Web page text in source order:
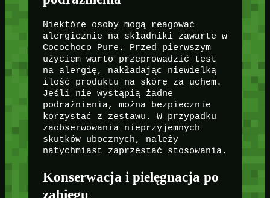
Niektóre osoby mogą reagować
alergicznie na składniki zawarte w
Cocochoco Pure. Przed pierwszym
użyciem warto przeprowadzić test
na alergię, nakładając niewielką
ilość produktu na skórę za uchem.
Jeśli nie wystąpią żadne
podrażnienia, można bezpiecznie
korzystać z zestawu. W przypadku
zaobserwowania nieprzyjemnych
skutków ubocznych, należy
natychmiast zaprzestać stosowania.
Konserwacja i pielęgnacja po
zabiegu